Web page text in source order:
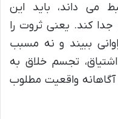
می داند، باید این
جدا کند. یعنی ثروت را
ببیند و نه مسبب
تجسم خلاق به
واقعیت مطلوب